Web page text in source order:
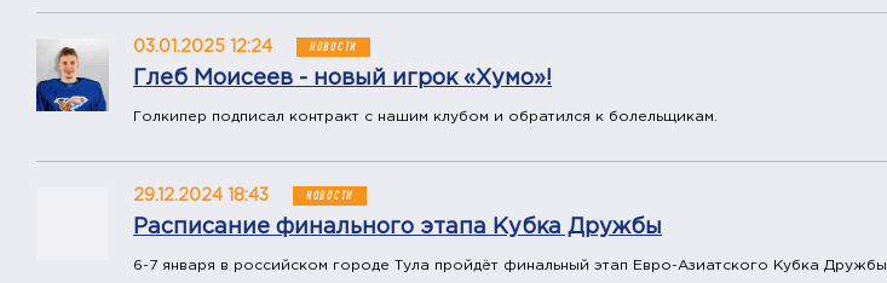
03.01.2025 12:24 НОВОСТИ
Глеб Моисеев - новый игрок «Хумо»!
Голкипер подписал контракт с нашим клубом и обратился к болельщикам.
29.12.2024 18:43 НОВОСТИ
Расписание финального этапа Кубка Дружбы
6-7 января в российском городе Тула пройдёт финальный этап Евро-Азиатского Кубка Дружбы.